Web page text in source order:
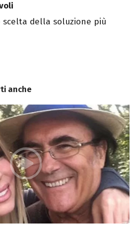
scelta della soluzione più
anche